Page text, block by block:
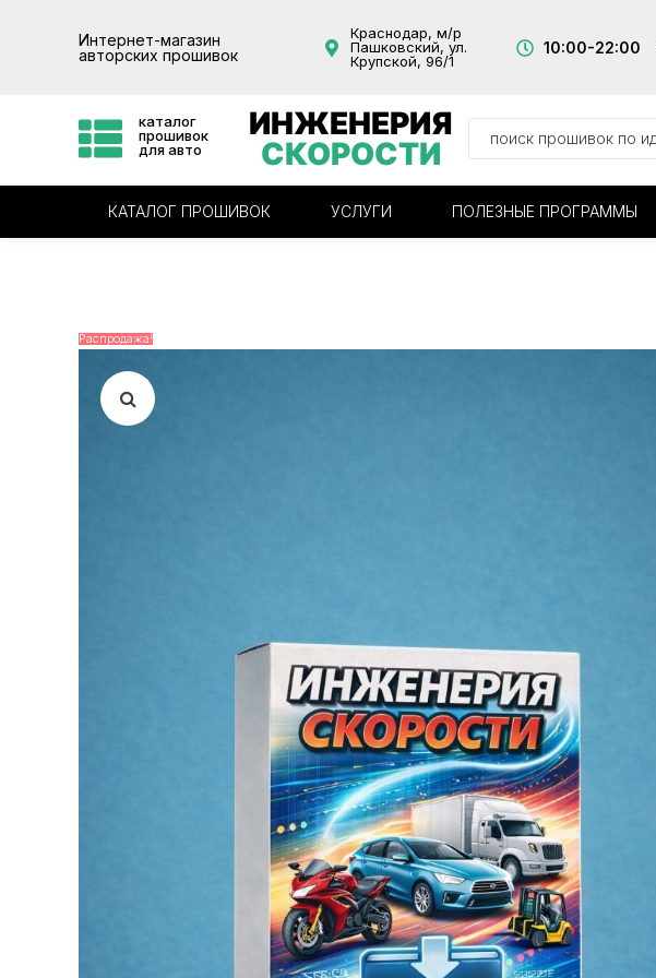
Интернет-магазин
авторских прошивок
Краснодар, м/р
Пашковский, ул.
Крупской, 96/1
10:00-22:00
каталог
прошивок
для авто
ИНЖЕНЕРИЯ
СКОРОСТИ
КАТАЛОГ ПРОШИВОК УСЛУГИ ПОЛЕЗНЫЕ ПРОГРАММЫ
Распродажа!